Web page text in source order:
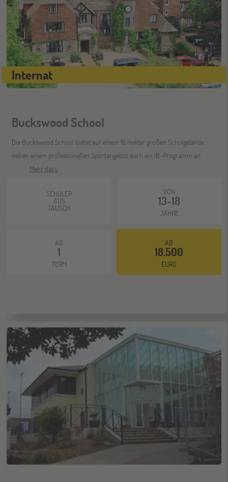
Internat
Buckswood School
Die Buckswood School bietet auf einem 16 Hektar großen Schulgelände
neben einem professionellen Sportangebot auch ein IB-Programm an.
Mehr dazu
SCHÜLER
AUS
TAUSCH
VON
13-18
JAHRE
AB
1
TERM
AB
18.500
EURO